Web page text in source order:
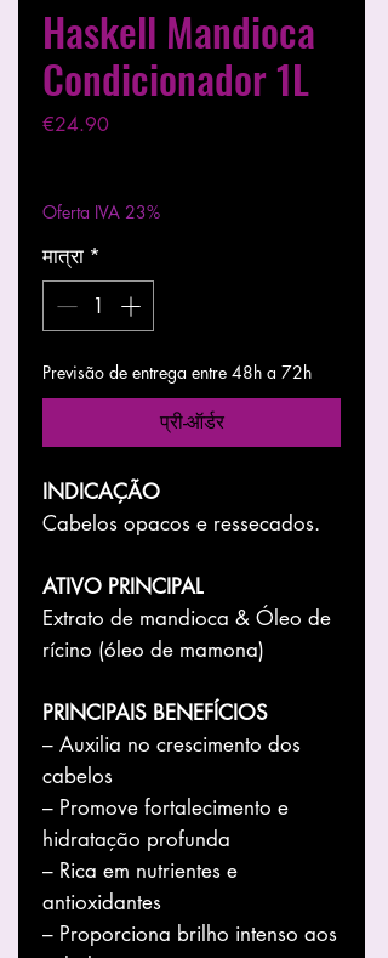
Haskell Mandioca
Condicionador 1L
€24.90मूल्य
Oferta IVA 23%
मात्रा *
Previsão de entrega entre 48h a 72h
प्री-ऑर्डर
INDICAÇÃO
Cabelos opacos e ressecados.
ATIVO PRINCIPAL
Extrato de mandioca & Óleo de
rícino (óleo de mamona)
PRINCIPAIS BENEFÍCIOS
– Auxilia no crescimento dos
cabelos
– Promove fortalecimento e
hidratação profunda
– Rica em nutrientes e
antioxidantes
– Proporciona brilho intenso aos